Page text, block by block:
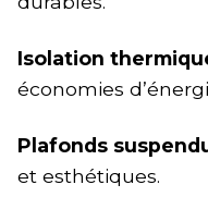
Isolation
économies
Plafonds
et esthétiques.